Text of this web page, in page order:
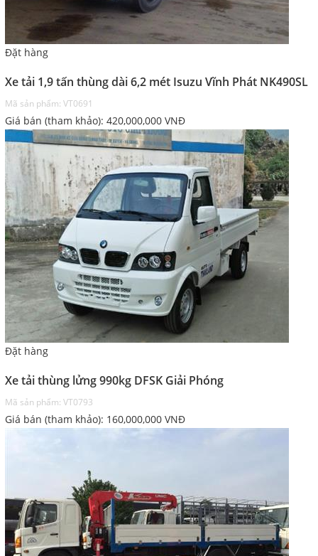
Đặt hàng
Xe tải 1,9 tấn thùng dài 6,2 mét Isuzu Vĩnh Phát NK490SL
Mã sản phẩm: VT0691
Giá bán (tham khảo): 420,000,000 VNĐ
Đặt hàng
Xe tải thùng lửng 990kg DFSK Giải Phóng
Mã sản phẩm: VT0793
Giá bán (tham khảo): 160,000,000 VNĐ